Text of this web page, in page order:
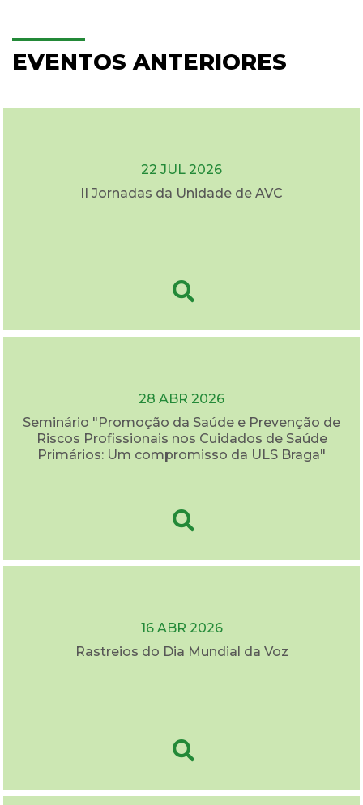
EVENTOS ANTERIORES
22 JUL 2026
II Jornadas da Unidade de AVC
28 ABR 2026
Seminário "Promoção da Saúde e Prevenção de
Riscos Profissionais nos Cuidados de Saúde
Primários: Um compromisso da ULS Braga"
16 ABR 2026
Rastreios do Dia Mundial da Voz